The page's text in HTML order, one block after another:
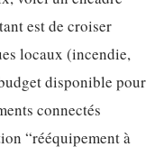
est de croiser
locaux (incendie,
disponible pour
connectés
“rééquipement à